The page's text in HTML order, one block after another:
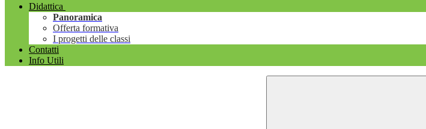
Didattica
Panoramica
Offerta formativa
I progetti delle classi
Contatti
Info Utili